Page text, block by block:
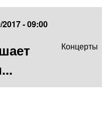
2017 - 09:00
Концерты